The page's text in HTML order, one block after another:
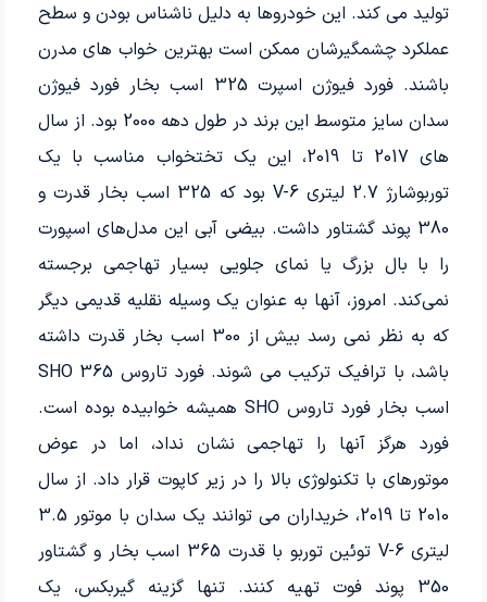
تولید می کند. این خودروها به دلیل ناشناس بودن و سطح
عملکرد چشمگیرشان ممکن است بهترین خواب های مدرن
باشند. فورد فیوژن اسپرت 325 اسب بخار فورد فیوژن
سدان سایز متوسط ​​این برند در طول دهه 2000 بود. از سال
های 2017 تا 2019، این یک تختخواب مناسب با یک
توربوشارژ 2.7 لیتری V-6 بود که 325 اسب بخار قدرت و
380 پوند گشتاور داشت. بیضی آبی این مدل‌های اسپورت
را با بال بزرگ یا نمای جلویی بسیار تهاجمی برجسته
نمی‌کند. امروز، آنها به عنوان یک وسیله نقلیه قدیمی دیگر
که به نظر نمی رسد بیش از 300 اسب بخار قدرت داشته
باشد، با ترافیک ترکیب می شوند. فورد تاروس SHO 365
اسب بخار فورد تاروس SHO همیشه خوابیده بوده است.
فورد هرگز آنها را تهاجمی نشان نداد، اما در عوض
موتورهای با تکنولوژی بالا را در زیر کاپوت قرار داد. از سال
2010 تا 2019، خریداران می توانند یک سدان با موتور 3.5
لیتری V-6 توئین توربو با قدرت 365 اسب بخار و گشتاور
350 پوند فوت تهیه کنند. تنها گزینه گیربکس، یک